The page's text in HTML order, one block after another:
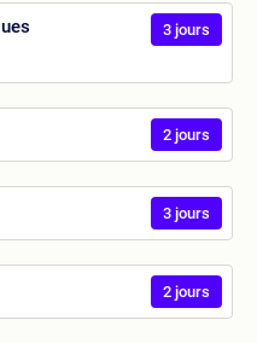
3 jours
2 jours
3 jours
2 jours